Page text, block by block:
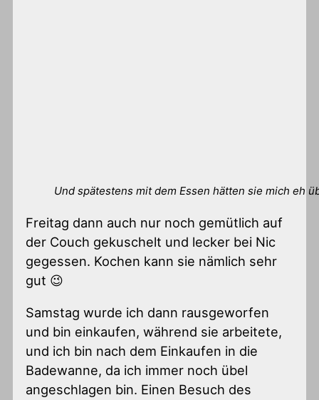
Und spätestens mit dem Essen hätten sie mich eh
Freitag dann auch nur noch gemütlich auf
der Couch gekuschelt und lecker bei Nic
gegessen. Kochen kann sie nämlich sehr
gut 😉
Samstag wurde ich dann rausgeworfen
und bin einkaufen, während sie arbeitete,
und ich bin nach dem Einkaufen in die
Badewanne, da ich immer noch übel
angeschlagen bin. Einen Besuch des